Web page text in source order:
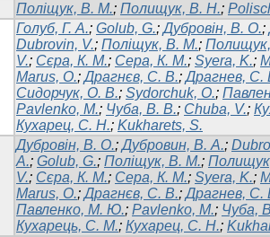
Поліщук, В. М.; Полищук, В. Н.;
Голуб, Г. А.; Golub, G.;Дубровін, В. О.;
Dubrovin, V.; Поліщук, В. М.;
V.; Сєра, К. М.; Сера, К. М.; Syera, K.;
Marus, O.;Драгнєв, С. В.;Драгнев, С.
Сидорчук, О. В.; Sydorchuk, O.;
Pavlenko, M.; Чуба, В. В.; Chuba, V.;
Кухарец, С. Н.; Kukharets, S.
Дубровін, В. О.;Дубровин, В. А.;
А.; Golub, G.; Поліщук, В. М.;
V.; Сєра, К. М.; Сера, К. М.; Syera, K.;
Marus, O.;Драгнєв, С. В.;Драгнев, С.
Павленко, М. Ю.; Pavlenko, M.; Чуба,
Кухарець, С. М.; Кухарец, С. Н.;